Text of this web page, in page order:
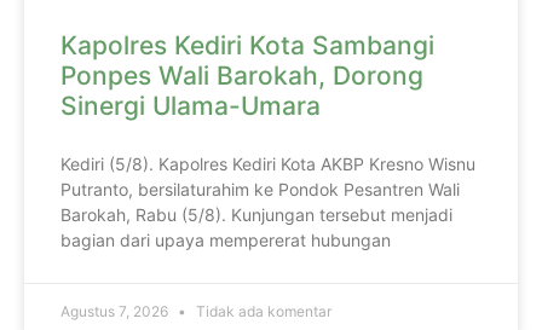
Kapolres Kediri Kota Sambangi
Ponpes Wali Barokah, Dorong
Sinergi Ulama-Umara
Kediri (5/8). Kapolres Kediri Kota AKBP Kresno Wisnu
Putranto, bersilaturahim ke Pondok Pesantren Wali
Barokah, Rabu (5/8). Kunjungan tersebut menjadi
bagian dari upaya mempererat hubungan
Agustus 7, 2026 Tidak ada komentar